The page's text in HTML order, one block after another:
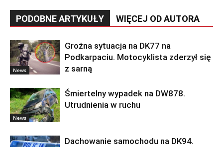
PODOBNE ARTYKUŁY WIĘCEJ OD AUTORA
News
Groźna sytuacja na DK77 na
Podkarpaciu. Motocyklista zderzył się
z sarną
News
Śmiertelny wypadek na DW878.
Utrudnienia w ruchu
Dachowanie samochodu na DK94.